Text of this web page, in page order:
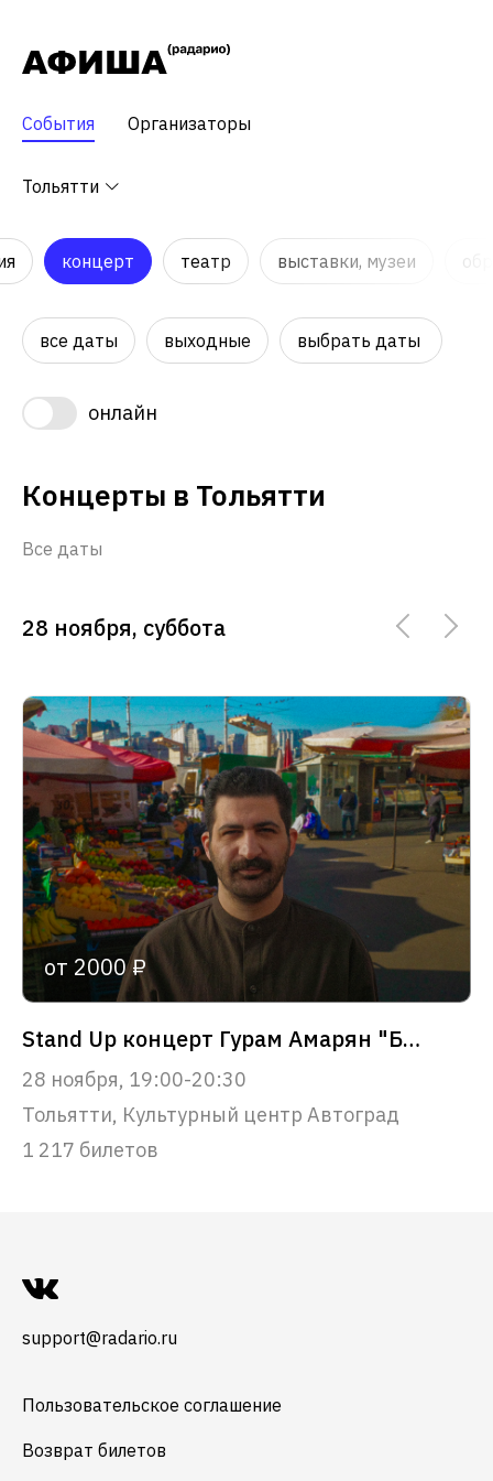
События Организаторы
Тольятти
концерт театр выставки, музеи
все даты выходные выбрать даты
онлайн
Концерты в Тольятти
Все даты
28 ноября, суббота
от 2000 ₽
Stand Up концерт Гурам Амарян "Базар" в Тольятти
28 ноября, 19:00-20:30
Тольятти, Культурный центр Автоград
1 217 билетов
support@radario.ru
Пользовательское соглашение
Возврат билетов